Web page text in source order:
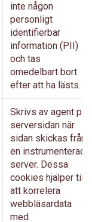
inte någon
personligt
identifierbar
information (PII)
och tas
omedelbart bort
efter att ha lästs.
Skrivs av agent på
serversidan när
sidan skickas från
en instrumenterad
server. Dessa
cookies hjälper till
att korrelera
webbläsardata
med